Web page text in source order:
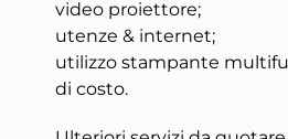
video proiettore;
utenze & internet;
utilizzo stampante
di costo.